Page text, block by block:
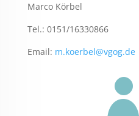
Marco Körbel
Tel.: 0151/16330866
Email: m.koerbel@vgog.de